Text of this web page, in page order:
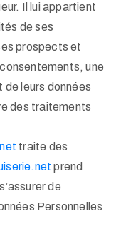
Il lui appartient
de ses
prospects et
une
leurs données
des traitements
traite des
prend
de
Personnelles